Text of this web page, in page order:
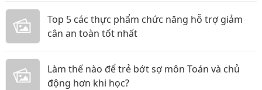
Top 5 các thực phẩm chức năng hỗ trợ giảm
cân an toàn tốt nhất
Làm thế nào để trẻ bớt sợ môn Toán và chủ
động hơn khi học?